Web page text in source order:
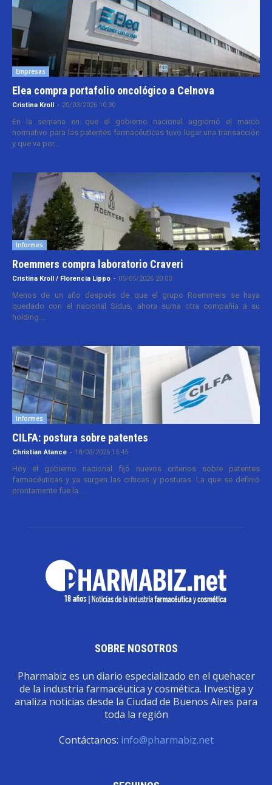
Empresas
Elea compra portafolio oncológico a Celnova
Cristina Kroll - 20/03/2026 10:30
En la semana en que el gobierno nacional aggiornó el marco
normativo para las patentes farmacéuticas tuvo lugar una transacción
y que va por...
Informes
Roemmers compra laboratorio Craveri
Cristina Kroll / Florencia Lippo - 05/05/2026 20:00
Menos de un año después de que el grupo Roemmers se haya
quedado con el nacional Sidus, ahora suma otra compañía a su
holding....
Informes
CILFA: postura sobre patentes
Christian Atance - 18/03/2026 15:45
Hoy el gobierno nacional fijó nuevos criterios sobre patentes
farmacéuticas y ya surgen las críticas y posturas. La que se definió
prontamente fue la...
SOBRE NOSOTROS
Pharmabiz es un diario especializado en el quehacer
de la industria farmacéutica y cosmética. Investiga y
analiza noticias desde la Ciudad de Buenos Aires para
toda la región
Contáctanos: info@pharmabiz.net